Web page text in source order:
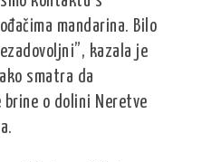
mandarina. Bilo
kazala je
smatra da
o dolini Neretve